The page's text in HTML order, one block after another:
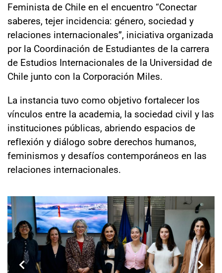
Feminista de Chile en el encuentro “Conectar
saberes, tejer incidencia: género, sociedad y
relaciones internacionales”, iniciativa organizada
por la Coordinación de Estudiantes de la carrera
de Estudios Internacionales de la Universidad de
Chile junto con la Corporación Miles.
La instancia tuvo como objetivo fortalecer los
vínculos entre la academia, la sociedad civil y las
instituciones públicas, abriendo espacios de
reflexión y diálogo sobre derechos humanos,
feminismos y desafíos contemporáneos en las
relaciones internacionales.